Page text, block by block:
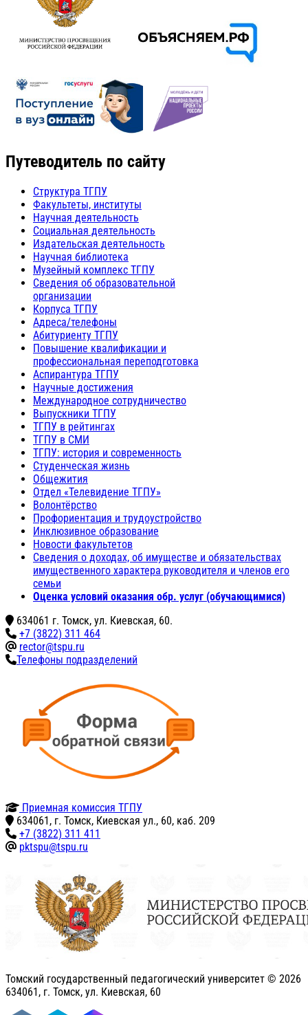
Путеводитель по сайту
Структура ТГПУ
Факультеты, институты
Научная деятельность
Социальная деятельность
Издательская деятельность
Научная библиотека
Музейный комплекс ТГПУ
Сведения об образовательной
организации
Корпуса ТГПУ
Адреса/телефоны
Абитуриенту ТГПУ
Повышение квалификации и
профессиональная переподготовка
Аспирантура ТГПУ
Научные достижения
Международное сотрудничество
Выпускники ТГПУ
ТГПУ в рейтингах
ТГПУ в СМИ
ТГПУ: история и современность
Студенческая жизнь
Общежития
Отдел «Телевидение ТГПУ»
Волонтёрство
Профориентация и трудоустройство
Инклюзивное образование
Новости факультетов
Сведения о доходах, об имуществе и обязательствах
имущественного характера руководителя и членов его
семьи
Оценка условий оказания обр. услуг (обучающимися)
634061 г. Томск, ул. Киевская, 60.
+7 (3822) 311 464
rector@tspu.ru
Телефоны подразделений
Приемная комиссия ТГПУ
634061, г. Томск, Киевская ул., 60, каб. 209
+7 (3822) 311 411
pktspu@tspu.ru
Томский государственный педагогический университет © 2026
634061, г. Томск, ул. Киевская, 60